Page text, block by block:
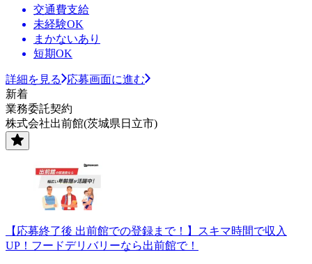
交通費支給
未経験OK
まかないあり
短期OK
詳細を見る
応募画面に進む
新着
業務委託契約
株式会社出前館(茨城県日立市)
【応募終了後 出前館での登録まで！】スキマ時間で収入
UP！フードデリバリーなら出前館で！